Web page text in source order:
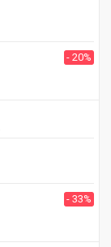
- 20%
- 33%